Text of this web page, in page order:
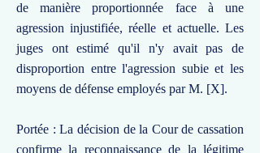
de manière proportionnée face à une
agression injustifiée, réelle et actuelle. Les
juges ont estimé qu'il n'y avait pas de
disproportion entre l'agression subie et les
moyens de défense employés par M. [X].
Portée : La décision de la Cour de cassation
confirme la reconnaissance de la légitime